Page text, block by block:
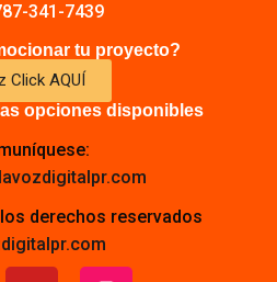
341-7439
tu proyecto?
Click AQUÍ
opciones disponibles
derechos reservados